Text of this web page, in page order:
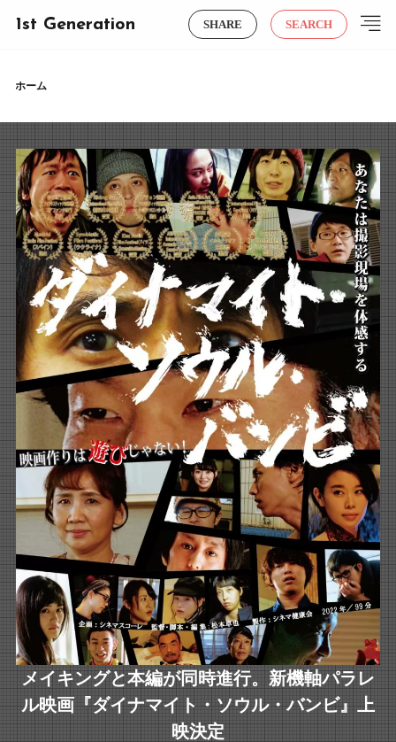
1st Generation SHARE SEARCH
ホーム
メイキングと本編が同時進行。新機軸パラレ
ル映画『ダイナマイト・ソウル・バンビ』上
映決定